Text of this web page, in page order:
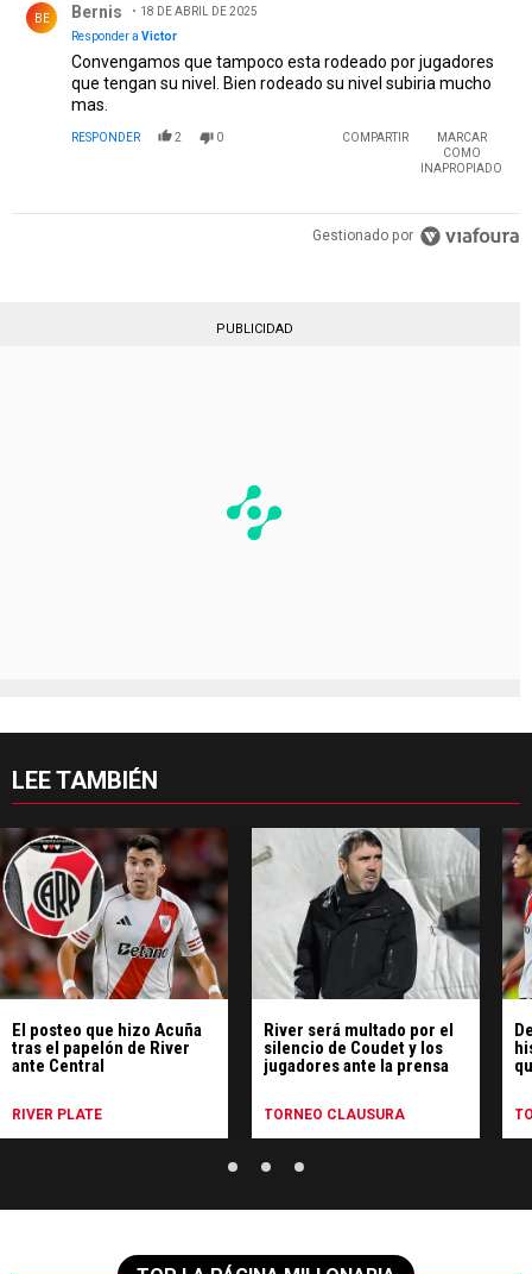
BE Bernis
18 DE ABRIL DE 2025
Responder a Victor
Convengamos que tampoco esta rodeado por jugadores
que tengan su nivel. Bien rodeado su nivel subiria mucho
mas.
RESPONDER 2 0 COMPARTIR
MARCAR
COMO
INAPROPIADO
Gestionado por
PUBLICIDAD
LEE TAMBIÉN
El posteo que hizo Acuña
tras el papelón de River
ante Central
RIVER PLATE
River será multado por el
silencio de Coudet y los
jugadores ante la prensa
TORNEO CLAUSURA